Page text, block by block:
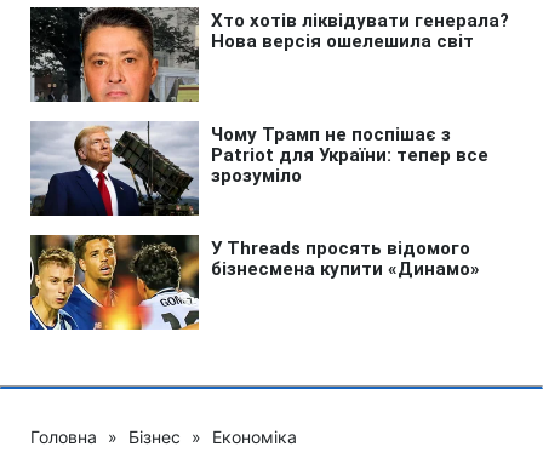
Головна » Бізнес » Економіка